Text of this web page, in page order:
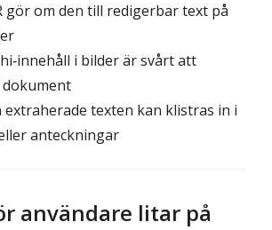
gör om den till redigerbar text på
i bilder är svårt att
extraherade texten kan klistras in i
anteckningar
användare litar på